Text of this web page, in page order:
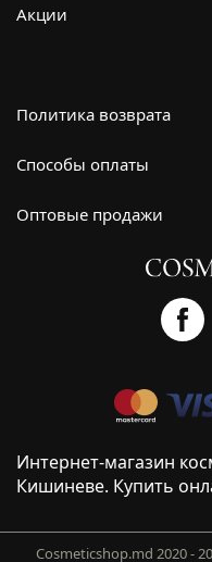
Акции
Политика возврата
Способы оплаты
Оптовые продажи
Интернет-магазин
Кишиневе. Купить
Cosmeticshop.md 2020 -